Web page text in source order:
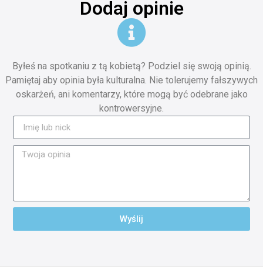
Dodaj opinie
Byłeś na spotkaniu z tą kobietą? Podziel się swoją opinią.
Pamiętaj aby opinia była kulturalna. Nie tolerujemy fałszywych
oskarżeń, ani komentarzy, które mogą być odebrane jako
kontrowersyjne.
Wyślij